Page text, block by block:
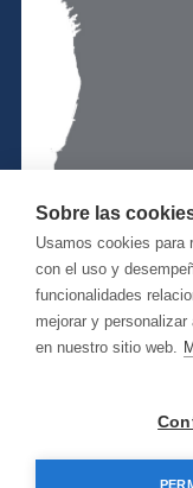
Sobre las
Usamos cookies para
con el uso y
funcionalidades
mejorar y
en nuestro sitio web.